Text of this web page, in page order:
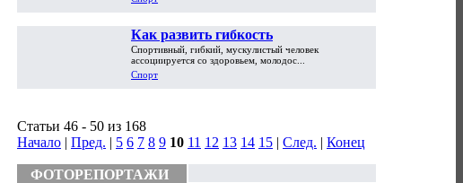
Как развить гибкость
Спортивный, гибкий, мускулистый человек
ассоциируется со здоровьем, молодос...
Спорт
Статьи 46 - 50 из 168
Начало | Пред. | 5 6 7 8 9 10 11 12 13 14 15 | След. | Конец
ФОТОРЕПОРТАЖИ